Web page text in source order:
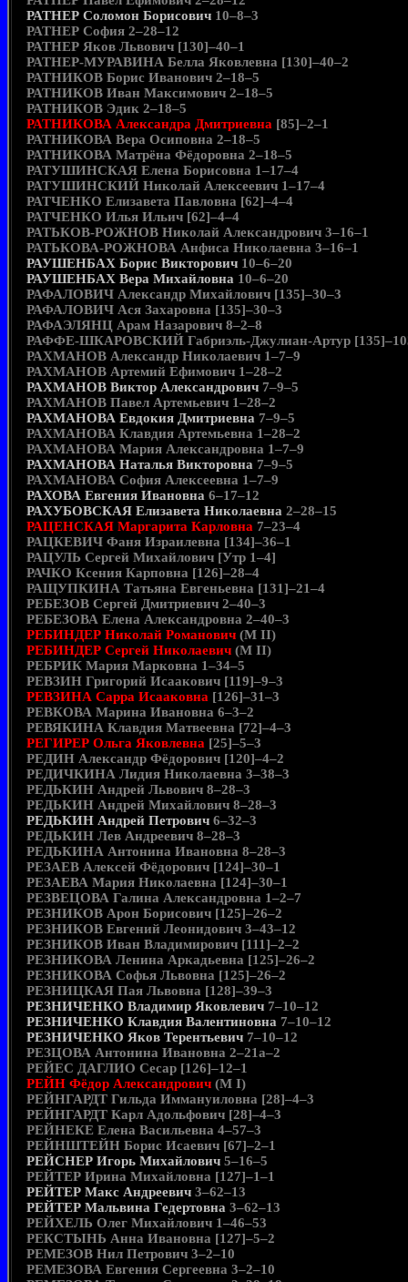
РАТНЕР Соломон Борисович 10–8–3
РАТНЕР София 2–28–12
РАТНЕР Яков Львович [130]–40–1
РАТНЕР-МУРАВИНА Белла Яковлевна [130]–40–2
РАТНИКОВ Борис Иванович 2–18–5
РАТНИКОВ Иван Максимович 2–18–5
РАТНИКОВ Эдик 2–18–5
РАТНИКОВА Александра Дмитриевна [85]–2–1
РАТНИКОВА Вера Осиповна 2–18–5
РАТНИКОВА Матрёна Фёдоровна 2–18–5
РАТУШИНСКАЯ Елена Борисовна 1–17–4
РАТУШИНСКИЙ Николай Алексеевич 1–17–4
РАТЧЕНКО Елизавета Павловна [62]–4–4
РАТЧЕНКО Илья Ильич [62]–4–4
РАТЬКОВ-РОЖНОВ Николай Александрович 3–16–1
РАТЬКОВА-РОЖНОВА Анфиса Николаевна 3–16–1
РАУШЕНБАХ Борис Викторович 10–6–20
РАУШЕНБАХ Вера Михайловна 10–6–20
РАФАЛОВИЧ Александр Михайлович [135]–30–3
РАФАЛОВИЧ Ася Захаровна [135]–30–3
РАФАЭЛЯНЦ Арам Назарович 8–2–8
РАФФЕ-ШКАРОВСКИЙ Габриэль-Джулиан-Артур
РАХМАНОВ Александр Николаевич 1–7–9
РАХМАНОВ Артемий Ефимович 1–28–2
РАХМАНОВ Виктор Александрович 7–9–5
РАХМАНОВ Павел Артемьевич 1–28–2
РАХМАНОВА Евдокия Дмитриевна 7–9–5
РАХМАНОВА Клавдия Артемьевна 1–28–2
РАХМАНОВА Мария Александровна 1–7–9
РАХМАНОВА Наталья Викторовна 7–9–5
РАХМАНОВА София Алексеевна 1–7–9
РАХОВА Евгения Ивановна 6–17–12
РАХУБОВСКАЯ Елизавета Николаевна 2–28–15
РАЦЕНСКАЯ Маргарита Карловна 7–23–4
РАЦКЕВИЧ Фаня Израилевна [134]–36–1
РАЦУЛЬ Сергей Михайлович [Утр 1–4]
РАЧКО Ксения Карповна [126]–28–4
РАЩУПКИНА Татьяна Евгеньевна [131]–21–4
РЕБЕЗОВ Сергей Дмитриевич 2–40–3
РЕБЕЗОВА Елена Александровна 2–40–3
РЕБИНДЕР Николай Романович (М II)
РЕБИНДЕР Сергей Николаевич (М II)
РЕБРИК Мария Марковна 1–34–5
РЕВЗИН Григорий Исаакович [119]–9–3
РЕВЗИНА Сарра Исааковна [126]–31–3
РЕВКОВА Марина Ивановна 6–3–2
РЕВЯКИНА Клавдия Матвеевна [72]–4–3
РЕГИРЕР Ольга Яковлевна [25]–5–3
РЕДИН Александр Фёдорович [120]–4–2
РЕДИЧКИНА Лидия Николаевна 3–38–3
РЕДЬКИН Андрей Львович 8–28–3
РЕДЬКИН Андрей Михайлович 8–28–3
РЕДЬКИН Андрей Петрович 6–32–3
РЕДЬКИН Лев Андреевич 8–28–3
РЕДЬКИНА Антонина Ивановна 8–28–3
РЕЗАЕВ Алексей Фёдорович [124]–30–1
РЕЗАЕВА Мария Николаевна [124]–30–1
РЕЗВЕЦОВА Галина Александровна 1–2–7
РЕЗНИКОВ Арон Борисович [125]–26–2
РЕЗНИКОВ Евгений Леонидович 3–43–12
РЕЗНИКОВ Иван Владимирович [111]–2–2
РЕЗНИКОВА Ленина Аркадьевна [125]–26–2
РЕЗНИКОВА Софья Львовна [125]–26–2
РЕЗНИЦКАЯ Пая Львовна [128]–39–3
РЕЗНИЧЕНКО Владимир Яковлевич 7–10–12
РЕЗНИЧЕНКО Клавдия Валентиновна 7–10–12
РЕЗНИЧЕНКО Яков Терентьевич 7–10–12
РЕЗЦОВА Антонина Ивановна 2–21а–2
РЕЙЕС ДАГЛИО Сесар [126]–12–1
РЕЙН Фёдор Александрович (М I)
РЕЙНГАРДТ Гильда Иммануиловна [28]–4–3
РЕЙНГАРДТ Карл Адольфович [28]–4–3
РЕЙНЕКЕ Елена Васильевна 4–57–3
РЕЙНШТЕЙН Борис Исаевич [67]–2–1
РЕЙСНЕР Игорь Михайлович 5–16–5
РЕЙТЕР Ирина Михайловна [127]–1–1
РЕЙТЕР Макс Андреевич 3–62–13
РЕЙТЕР Мальвина Гедертовна 3–62–13
РЕЙХЕЛЬ Олег Михайлович 1–46–53
РЕКСТЫНЬ Анна Ивановна [127]–5–2
РЕМЕЗОВ Нил Петрович 3–2–10
РЕМЕЗОВА Евгения Сергеевна 3–2–10